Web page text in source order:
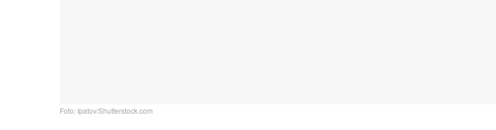
Foto: Ipatov/Shutterstock.com